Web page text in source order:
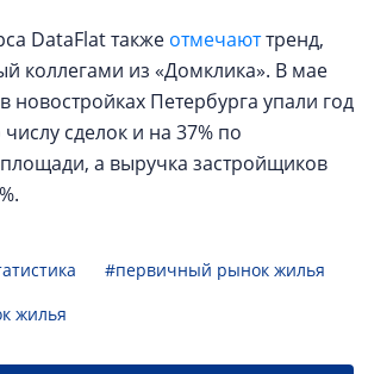
DataFlat также отмечаюттренд,
коллегами из «Домклика». В мае
новостройках Петербурга упали год
числу сделок и на 37% по
а выручка застройщиков
#первичный рынок жилья
жилья